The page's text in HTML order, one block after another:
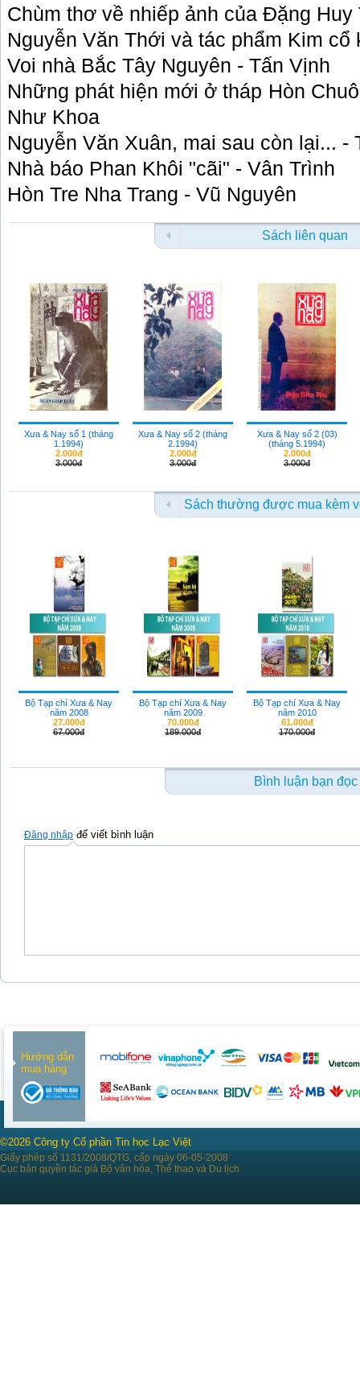
Chùm thơ về nhiếp ảnh của Đặng
Nguyễn Văn Thới và tác phẩm Kim cổ
Voi nhà Bắc Tây Nguyên - Tấn Vịnh
Những phát hiện mới ở tháp Hòn
Như Khoa
Nguyễn Văn Xuân, mai sau còn lại...
Nhà báo Phan Khôi "cãi" - Vân Trình
Hòn Tre Nha Trang - Vũ Nguyên
Sách liên quan
Xưa & Nay số 1 (tháng
1.1994)
2.000đ
3.000đ
Xưa & Nay số 2 (tháng
2.1994)
2.000đ
3.000đ
Xưa & Nay số 2 (03)
(tháng 5.1994)
2.000đ
3.000đ
Sách thường được mua kèm
Bộ Tạp chí Xưa & Nay
năm 2008
27.000đ
67.000đ
Bộ Tạp chí Xưa & Nay
năm 2009
70.000đ
189.000đ
Bộ Tạp chí Xưa & Nay
năm 2010
61.000đ
170.000đ
Bình luận bạn đọc
Đăng nhập để viết bình luận
Hướng dẫn
mua hàng
©2026 Công ty Cổ phần Tin học Lạc Việt
Giấy phép số 1131/2008/QTG, cấp ngày 06-05-2008
Cục bản quyền tác giả Bộ văn hóa, Thể thao và Du lịch